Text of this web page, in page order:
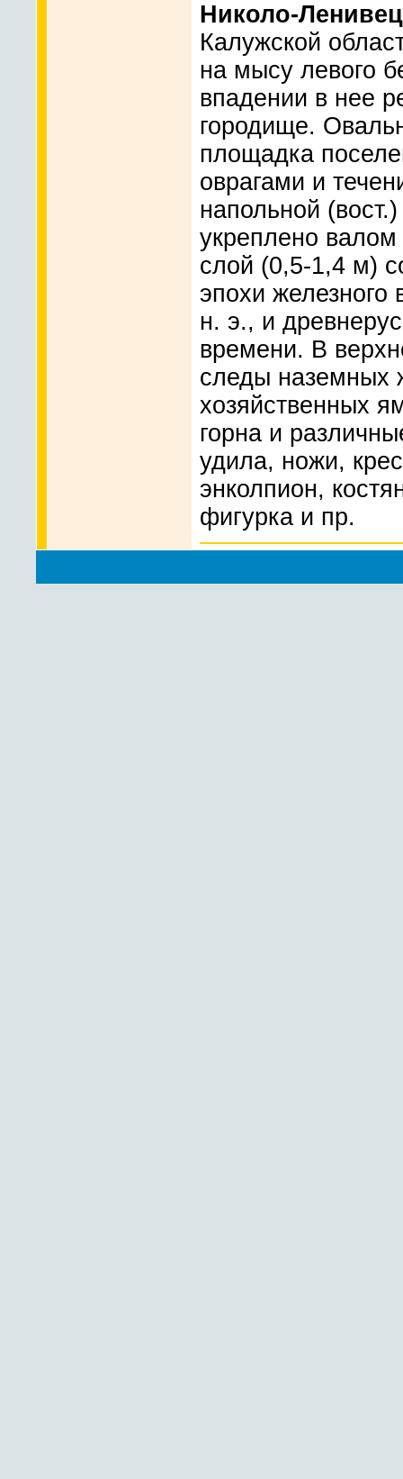
Николо-Ленивец
Калужской
на мысу левого
впадении в нее
городище.
площадка
оврагами и
напольной
укреплено
слой (0,5-1,4 м)
эпохи железного
н. э., и
времени. В
следы наземных
хозяйственных
горна и
удила, ножи,
энколпион,
фигурка и пр.